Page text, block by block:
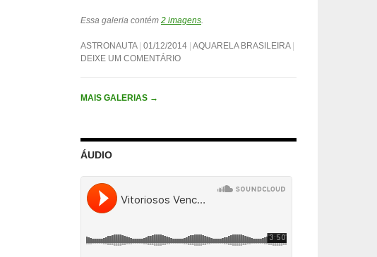
Essa galeria contém 2 imagens
ASTRONAUTA 01/12/2014 AQUARELA BRASILEIRA
DEIXE UM COMENTÁRIO
MAIS GALERIAS →
ÁUDIO